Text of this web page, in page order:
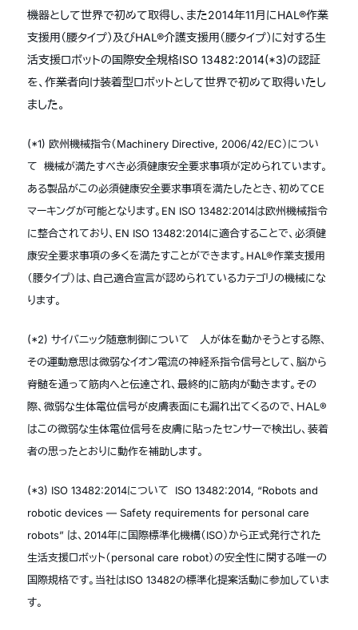
機器として世界で初めて取得し、また2014年11月にHAL®作業
支援用（腰タイプ）及びHAL®介護支援用（腰タイプ）に対する生
活支援ロボットの国際安全規格ISO 13482:2014(*3)の認証
を、作業者向け装着型ロボットとして世界で初めて取得いたし
ました。
(*1) 欧州機械指令（Machinery Directive, 2006/42/EC）につい
て 機械が満たすべき必須健康安全要求事項が定められています。
ある製品がこの必須健康安全要求事項を満たしたとき、初めてCE
マーキングが可能となります。EN ISO 13482:2014は欧州機械指令
に整合されており、EN ISO 13482:2014に適合することで、必須健
康安全要求事項の多くを満たすことができます。HAL®作業支援用
（腰タイプ）は、自己適合宣言が認められているカテゴリの機械にな
ります。
(*2) サイバニック随意制御について 人が体を動かそうとする際、
その運動意思は微弱なイオン電流の神経系指令信号として、脳から
脊髄を通って筋肉へと伝達され、最終的に筋肉が動きます。その
際、微弱な生体電位信号が皮膚表面にも漏れ出てくるので、ＨＡＬ®
はこの微弱な生体電位信号を皮膚に貼ったセンサーで検出し、装着
者の思ったとおりに動作を補助します。
(*3) ISO 13482:2014について ISO 13482:2014, “Robots and
robotic devices ― Safety requirements for personal care
robots” は、2014年に国際標準化機構（ISO）から正式発行された
生活支援ロボット（personal care robot）の安全性に関する唯一の
国際規格です。当社はISO 13482の標準化提案活動に参加していま
す。